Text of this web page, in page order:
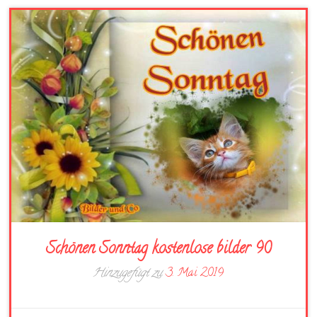
Schönen Sonntag kostenlose bilder 90
Hinzugefügt zu3. Mai 2019